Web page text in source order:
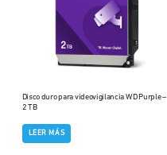
Disco duro para videovigilancia WD Purple –
2 TB
LEER MÁS